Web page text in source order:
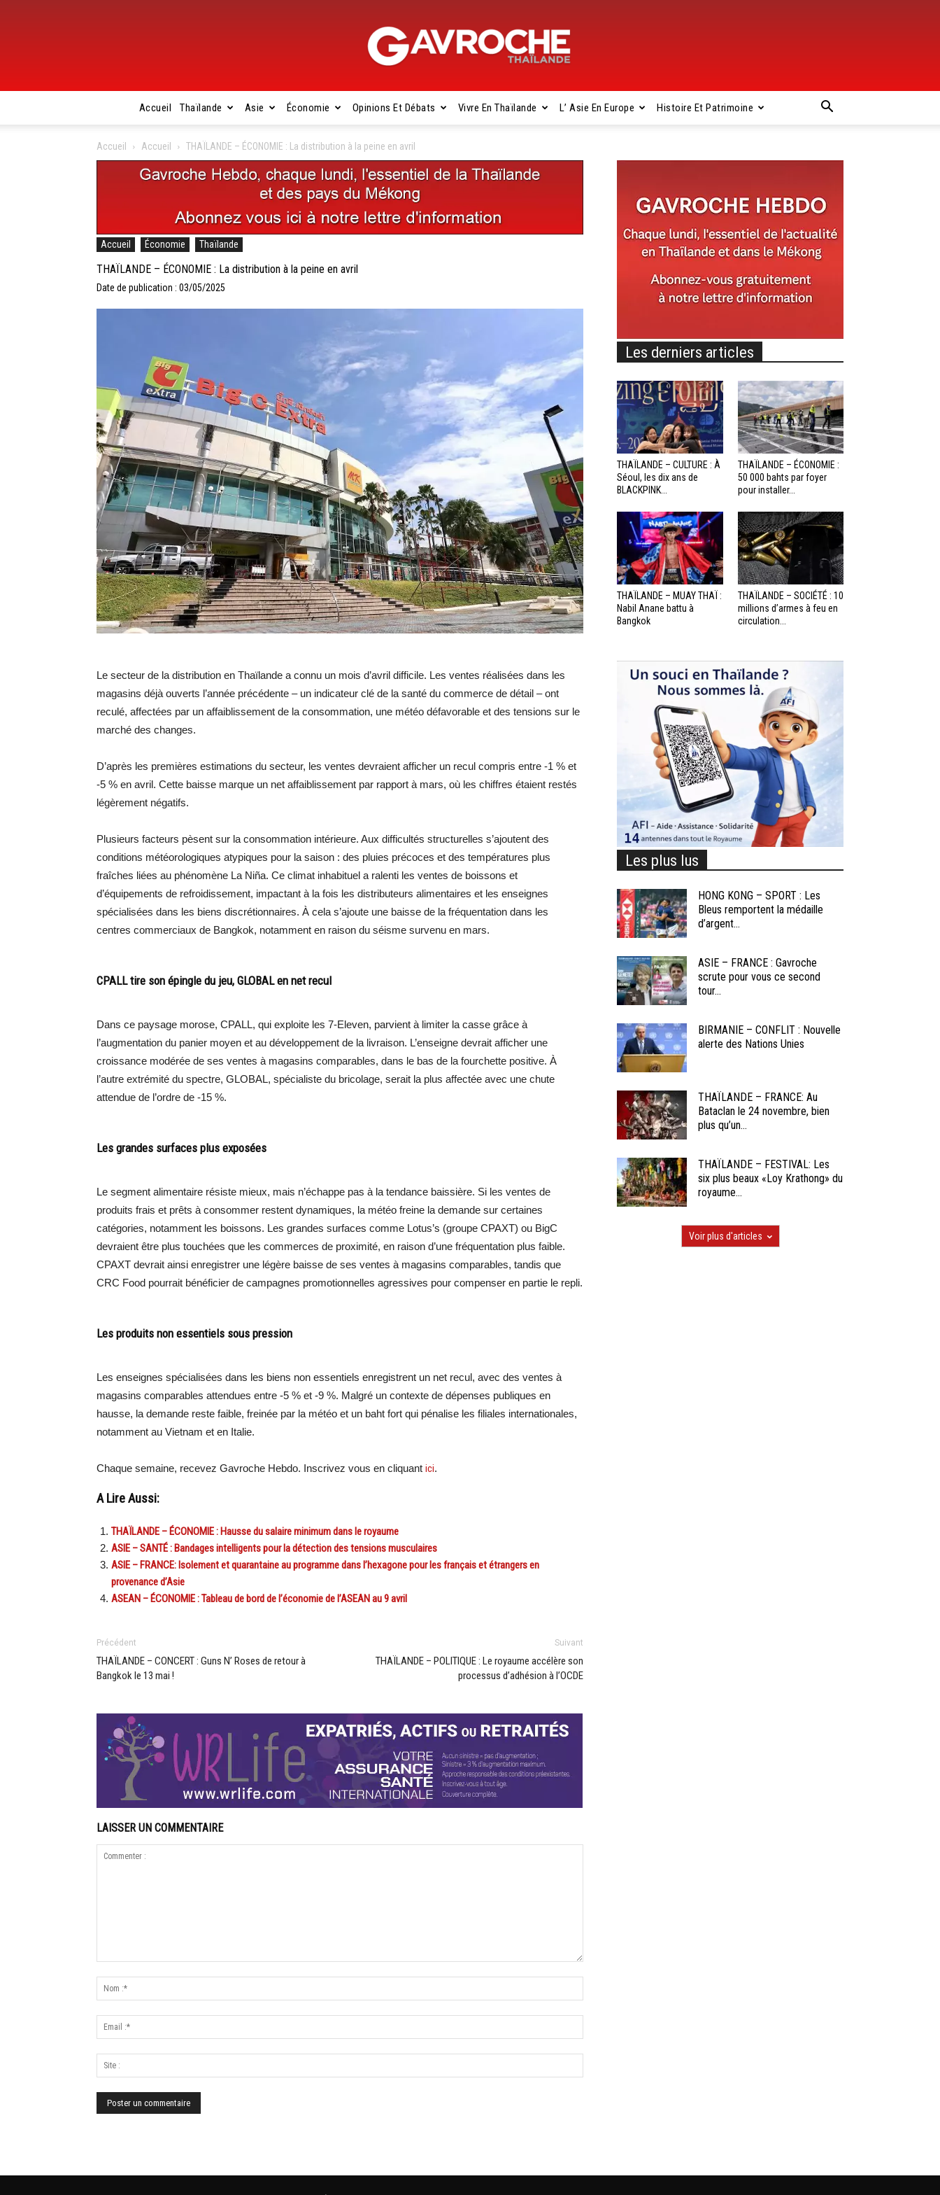
Gavroche
Accueil Thaïlande Asie Économie Opinions Et Débats Vivre En Thaïlande L’ Asie En Europe Histoire Et Patrimoine
Accueil Accueil THAÏLANDE – ÉCONOMIE : La distribution à la peine en avril
Accueil Économie Thaïlande
THAÏLANDE – ÉCONOMIE : La distribution à la peine en avril
Date de publication : 03/05/2025
Le secteur de la distribution en Thaïlande a connu un mois d’avril difficile. Les ventes réalisées dans les
magasins déjà ouverts l’année précédente – un indicateur clé de la santé du commerce de détail – ont
reculé, affectées par un affaiblissement de la consommation, une météo défavorable et des tensions sur le
marché des changes.
D’après les premières estimations du secteur, les ventes devraient afficher un recul compris entre -1 % et
-5 % en avril. Cette baisse marque un net affaiblissement par rapport à mars, où les chiffres étaient restés
légèrement négatifs.
Plusieurs facteurs pèsent sur la consommation intérieure. Aux difficultés structurelles s’ajoutent des
conditions météorologiques atypiques pour la saison : des pluies précoces et des températures plus
fraîches liées au phénomène La Niña. Ce climat inhabituel a ralenti les ventes de boissons et
d’équipements de refroidissement, impactant à la fois les distributeurs alimentaires et les enseignes
spécialisées dans les biens discrétionnaires. À cela s’ajoute une baisse de la fréquentation dans les
centres commerciaux de Bangkok, notamment en raison du séisme survenu en mars.
CPALL tire son épingle du jeu, GLOBAL en net recul
Dans ce paysage morose, CPALL, qui exploite les 7-Eleven, parvient à limiter la casse grâce à
l’augmentation du panier moyen et au développement de la livraison. L’enseigne devrait afficher une
croissance modérée de ses ventes à magasins comparables, dans le bas de la fourchette positive. À
l’autre extrémité du spectre, GLOBAL, spécialiste du bricolage, serait la plus affectée avec une chute
attendue de l’ordre de -15 %.
Les grandes surfaces plus exposées
Le segment alimentaire résiste mieux, mais n’échappe pas à la tendance baissière. Si les ventes de
produits frais et prêts à consommer restent dynamiques, la météo freine la demande sur certaines
catégories, notamment les boissons. Les grandes surfaces comme Lotus’s (groupe CPAXT) ou BigC
devraient être plus touchées que les commerces de proximité, en raison d’une fréquentation plus faible.
CPAXT devrait ainsi enregistrer une légère baisse de ses ventes à magasins comparables, tandis que
CRC Food pourrait bénéficier de campagnes promotionnelles agressives pour compenser en partie le repli.
Les produits non essentiels sous pression
Les enseignes spécialisées dans les biens non essentiels enregistrent un net recul, avec des ventes à
magasins comparables attendues entre -5 % et -9 %. Malgré un contexte de dépenses publiques en
hausse, la demande reste faible, freinée par la météo et un baht fort qui pénalise les filiales internationales,
notamment au Vietnam et en Italie.
Chaque semaine, recevez Gavroche Hebdo. Inscrivez vous en cliquant ici.
A Lire Aussi:
THAÏLANDE – ÉCONOMIE : Hausse du salaire minimum dans le royaume
ASIE – SANTÉ : Bandages intelligents pour la détection des tensions musculaires
ASIE – FRANCE: Isolement et quarantaine au programme dans l’hexagone pour les français et étrangers en
provenance d’Asie
ASEAN – ÉCONOMIE : Tableau de bord de l’économie de l’ASEAN au 9 avril
Précédent
THAÏLANDE – CONCERT : Guns N’ Roses de retour à
Bangkok le 13 mai !
Suivant
THAÏLANDE – POLITIQUE : Le royaume accélère son
processus d’adhésion à l’OCDE
LAISSER UN COMMENTAIRE
Les derniers articles
THAÏLANDE – CULTURE : À
Séoul, les dix ans de
BLACKPINK...
THAÏLANDE – ÉCONOMIE :
50 000 bahts par foyer
pour installer...
THAÏLANDE – MUAY THAÏ :
Nabil Anane battu à
Bangkok
THAÏLANDE – SOCIÉTÉ : 10
millions d’armes à feu en
circulation...
Les plus lus
HONG KONG – SPORT : Les
Bleus remportent la médaille
d’argent...
ASIE – FRANCE : Gavroche
scrute pour vous ce second
tour...
BIRMANIE – CONFLIT : Nouvelle
alerte des Nations Unies
THAÏLANDE – FRANCE: Au
Bataclan le 24 novembre, bien
plus qu’un...
THAÏLANDE – FESTIVAL: Les
six plus beaux «Loy Krathong» du
royaume...
Voir plus d'articles